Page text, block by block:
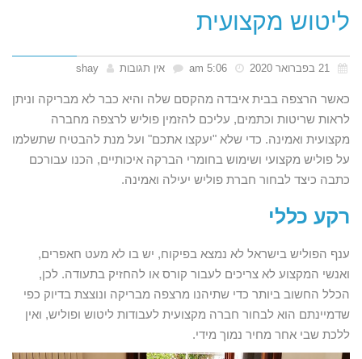
ליטוש מקצועית
אין תגובות shay
כאשר הרצפה בבית איבדה מהקסם שלה והיא כבר לא מבריקה וניתן
לראות שריטות וכתמים, עליכם להזמין פוליש לרצפה מחברה
מקצועית ואמינה. כדי שלא "יעקצו אתכם" ועל מנת להבטיח שתשלמו
על פוליש מקצועי ושימוש בחומרי הברקה איכותיים, הכנו עבורכם
כתבה כיצד לבחור חברת פוליש יעילה ואמינה.
רקע כללי
ענף הפוליש בישראל לא נמצא בפיקוח, יש בו לא מעט חאפרים,
ואנשי המקצוע לא צריכים לעבור קורס או להחזיק בתעודה. לכן,
הכלל החשוב ביותר כדי שתיהנו מרצפה מבריקה ונוצצת בדיוק כפי
שדמיינתם הוא לבחור חברה מקצועית לעבודות ליטוש ופוליש, ואין
ללכת שבי אחר מחיר נמוך מידי.